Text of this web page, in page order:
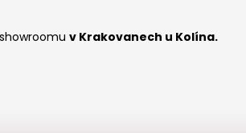
v Krakovanech u Kolína.